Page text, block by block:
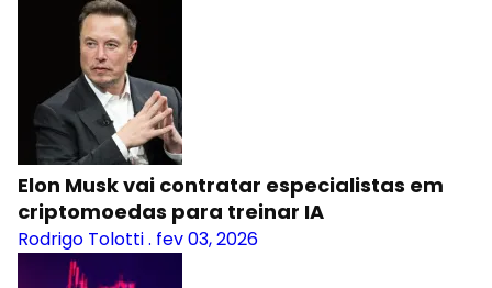
Elon Musk vai contratar especialistas em
criptomoedas para treinar IA
Rodrigo Tolotti. fev 03, 2026